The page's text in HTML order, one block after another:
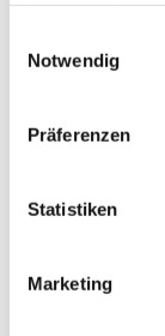
Notwendig
Präferenzen
Statistiken
Marketing